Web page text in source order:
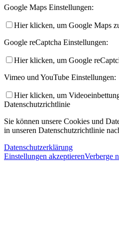
Google Maps Einstellungen:
Hier klicken, um Google Maps
Google reCaptcha Einstellungen:
Hier klicken, um Google
Vimeo und YouTube Einstellungen:
Hier klicken, um
Datenschutzrichtlinie
Sie können unsere Cookies und
in unseren Datenschutzrichtlinie
Datenschutzerklärung
Einstellungen akzeptierenVerberge